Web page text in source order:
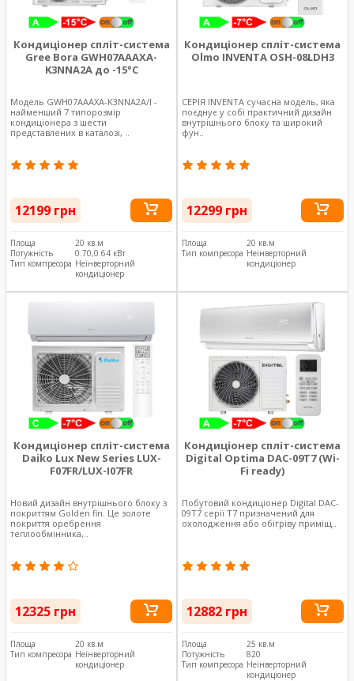
Кондиціонер спліт-система
Gree Bora GWH07AAAXA-
K3NNA2A до -15°C
Модель GWH07AAAXA-K3NNA2A/I -
найменший 7 типорозмір
кондиціонера з шести
представлених в каталозі, ..
12199 грн
Площа
20 кв.м
Потужність
0.70,0.64 кВт
Тип компресора Неінверторний
кондиціонер
Кондиціонер спліт-система
Olmo INVENTA OSH-08LDH3
СЕРІЯ INVENTA сучасна модель, яка
поєднує у собі практичний дизайн
внутрішнього блоку та широкий
фун..
12299 грн
Площа
20 кв.м
Тип компресора Неінверторний
кондиціонер
Кондиціонер спліт-система
Daiko Lux New Series LUX-
F07FR/LUX-I07FR
Новий дизайн внутрішнього блоку з
покриттям Golden fin. Це золоте
покриття оребрення
теплообмінника,..
12325 грн
Площа
20 кв.м
Тип компресора Неінверторний
кондиціонер
Кондиціонер спліт-система
Digital Optima DAC-09T7 (Wi-
Fi ready)
Побутовий кондиціонер Digital DAC-
09T7 серії T7 призначений для
охолодження або обігріву приміщ..
12882 грн
Площа
25 кв.м
Потужність
820
Тип компресора Неінверторний
кондиціонер